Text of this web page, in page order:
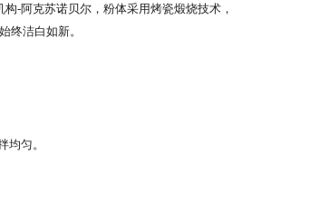
-阿克苏诺贝尔，粉体采用烤瓷煅烧技术，
终洁白如新。
匀。